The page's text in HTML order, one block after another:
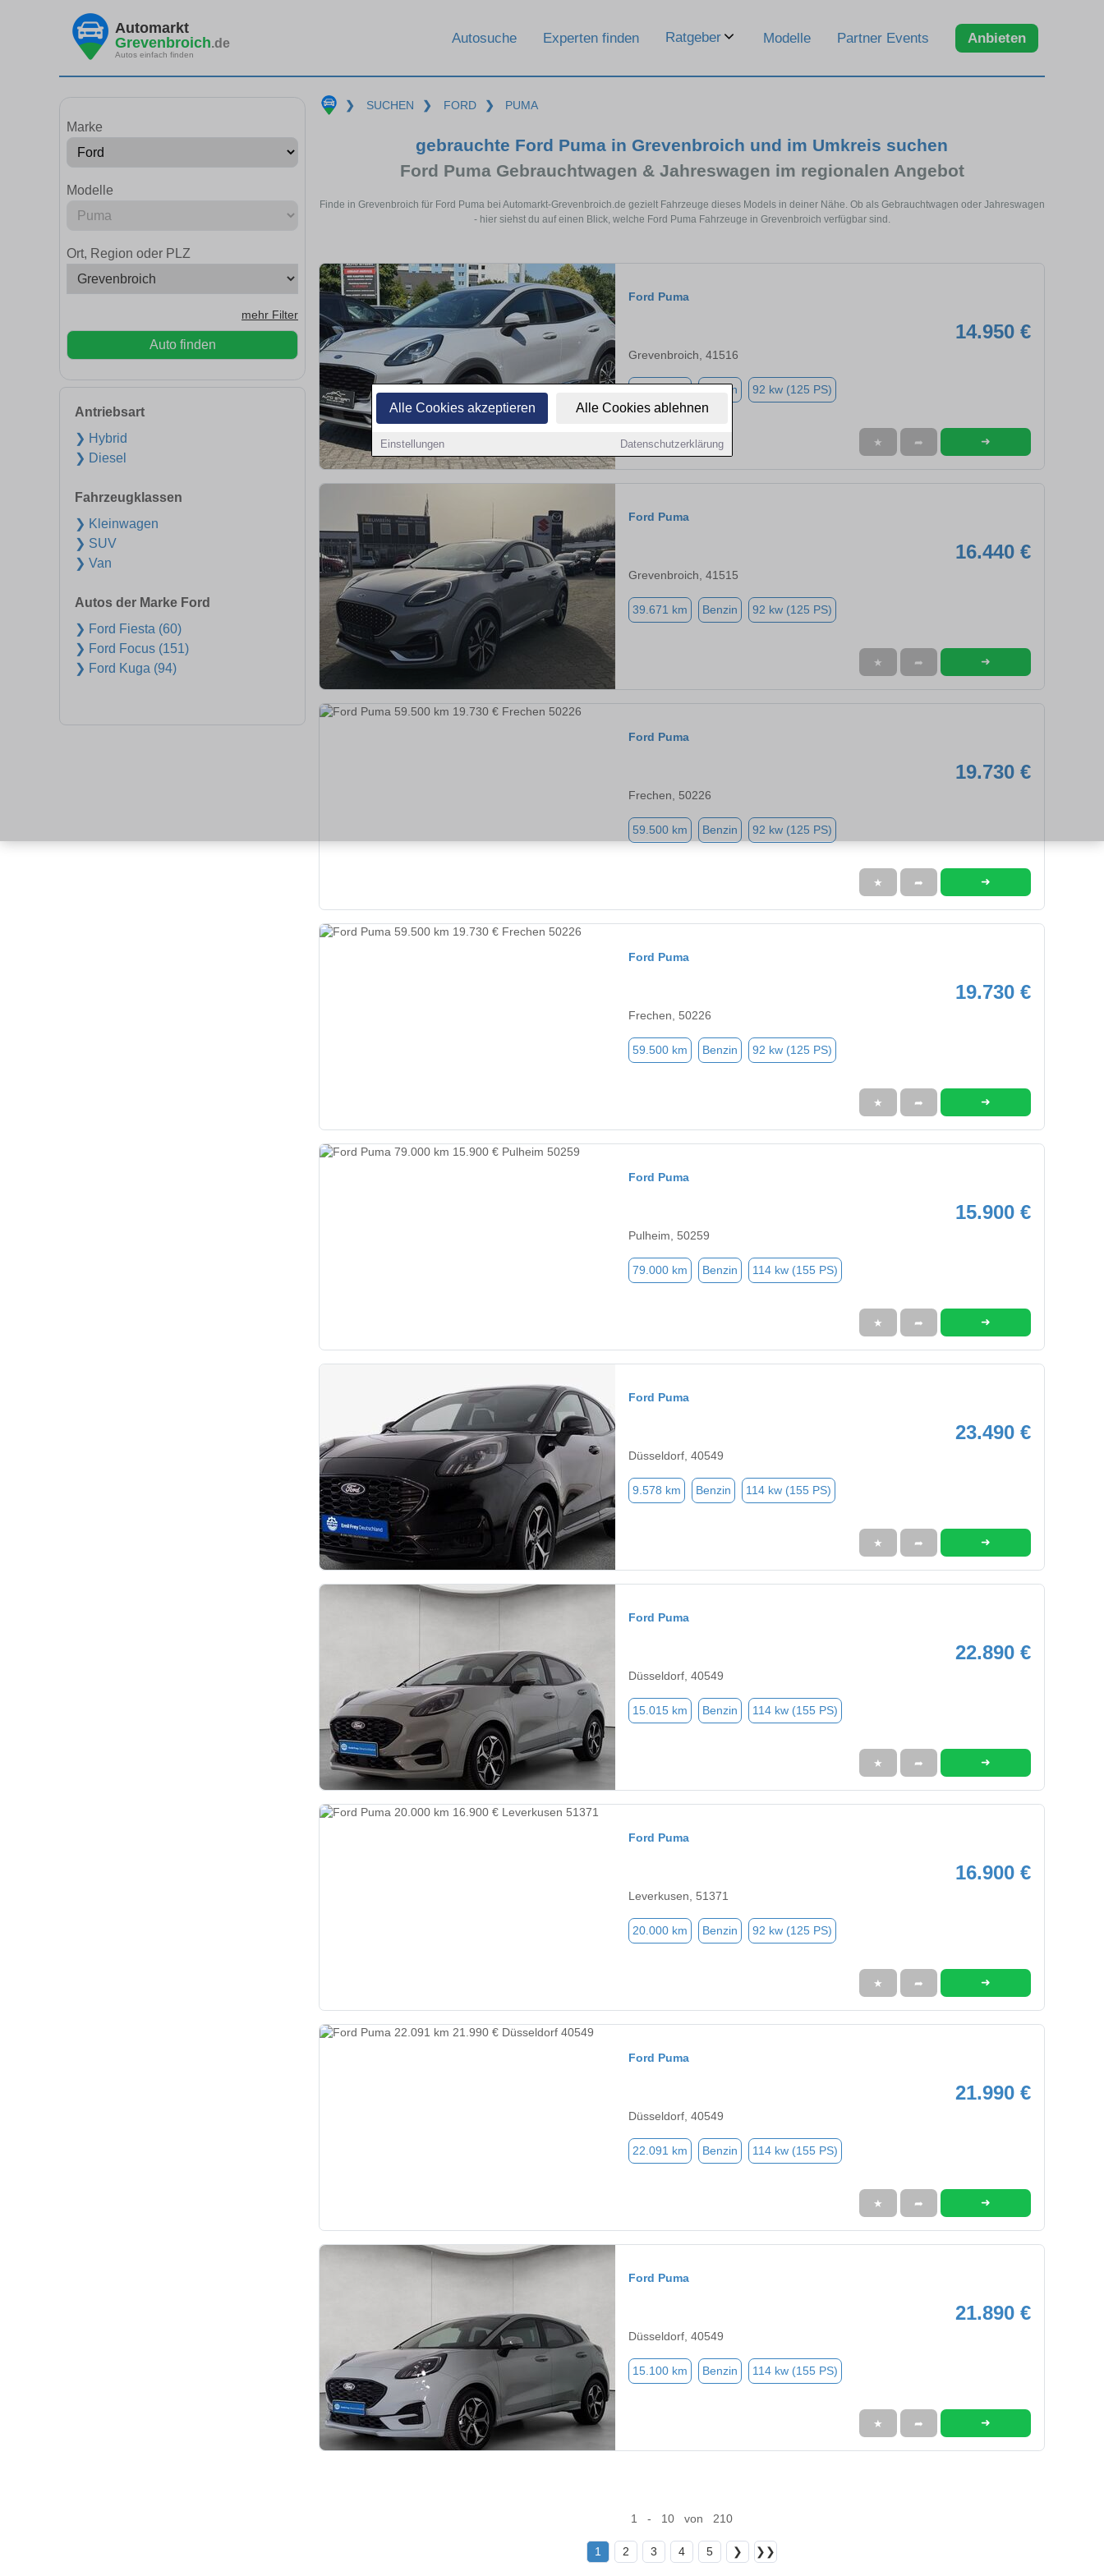
Alle Cookies akzeptieren Alle Cookies ablehnen
Einstellungen Datenschutzerklärung
Automarkt
Grevenbroich.de
Autos einfach finden
Autosuche Experten finden Ratgeber Modelle Partner Events Anbieten
Marke
Modelle
Ort, Region oder PLZ
mehr Filter
Auto finden
Antriebsart
❯ Hybrid
❯ Diesel
Fahrzeugklassen
❯ Kleinwagen
❯ SUV
❯ Van
Autos der Marke Ford
❯ Ford Fiesta (60)
❯ Ford Focus (151)
❯ Ford Kuga (94)
❯ SUCHEN ❯ FORD ❯ PUMA
gebrauchte Ford Puma in Grevenbroich und im Umkreis suchen
Ford Puma Gebrauchtwagen & Jahreswagen im regionalen Angebot
Finde in Grevenbroich für Ford Puma bei Automarkt-Grevenbroich.de gezielt Fahrzeuge dieses Models in deiner Nähe. Ob als Gebrauchtwagen oder Jahreswagen
- hier siehst du auf einen Blick, welche Ford Puma Fahrzeuge in Grevenbroich verfügbar sind.
Ford Puma
14.950 €
Grevenbroich, 41516
Benzin 92 kw (125 PS)
★ ➦ ➜
Ford Puma
16.440 €
Grevenbroich, 41515
39.671 km Benzin 92 kw (125 PS)
★ ➦ ➜
Ford Puma
19.730 €
Frechen, 50226
59.500 km Benzin 92 kw (125 PS)
★ ➦ ➜
Ford Puma
19.730 €
Frechen, 50226
59.500 km Benzin 92 kw (125 PS)
★ ➦ ➜
Ford Puma
15.900 €
Pulheim, 50259
79.000 km Benzin 114 kw (155 PS)
★ ➦ ➜
Ford Puma
23.490 €
Düsseldorf, 40549
9.578 km Benzin 114 kw (155 PS)
★ ➦ ➜
Ford Puma
22.890 €
Düsseldorf, 40549
15.015 km Benzin 114 kw (155 PS)
★ ➦ ➜
Ford Puma
16.900 €
Leverkusen, 51371
20.000 km Benzin 92 kw (125 PS)
★ ➦ ➜
Ford Puma
21.990 €
Düsseldorf, 40549
22.091 km Benzin 114 kw (155 PS)
★ ➦ ➜
Ford Puma
21.890 €
Düsseldorf, 40549
15.100 km Benzin 114 kw (155 PS)
★ ➦ ➜
1 - 10 von 210
1 2 3 4 5 ❯ ❯❯